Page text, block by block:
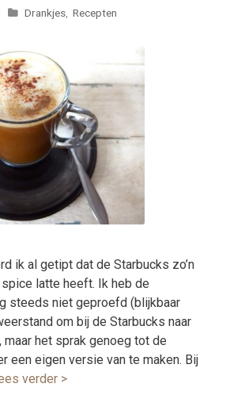
Categorieën
Drankjes, Recepten
ik al getipt dat de Starbucks zo’n
latte heeft. Ik heb de
steeds niet geproefd (blijkbaar
om bij de Starbucks naar
maar het sprak genoeg tot de
een eigen versie van te maken. Bij
verder >